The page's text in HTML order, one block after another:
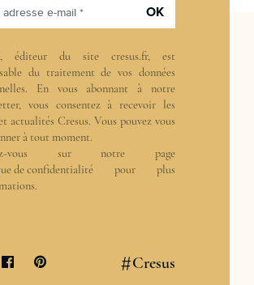
adresse e-mail * OK
éditeur du site cresus.fr, est
du traitement de vos données
En vous abonnant à notre
vous consentez à recevoir les
actualités Cresus. Vous pouvez vous
à tout moment.
vous sur notre page
de confidentialité pour plus
#Cresus